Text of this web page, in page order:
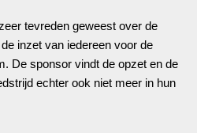
tevreden geweest over de
inzet van iedereen voor de
De sponsor vindt de opzet en de
echter ook niet meer in hun